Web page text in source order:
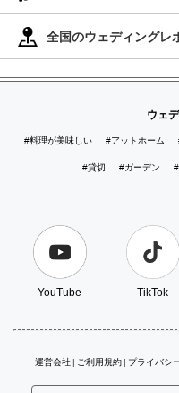
全国のウェディングレ
ウェ
#料理が美味しい #アットホーム
#貸切 #ガーデン
YouTube TikTok
運営会社 ご利用規約 プライバシ